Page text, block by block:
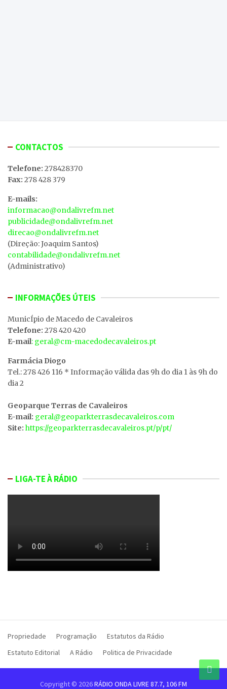
CONTACTOS
Telefone: 278428370
Fax: 278 428 379
E-mails:
informacao@ondalivrefm.net
publicidade@ondalivrefm.net
direcao@ondalivrefm.net
(Direção: Joaquim Santos)
contabilidade@ondalivrefm.net
(Administrativo)
INFORMAÇÕES ÚTEIS
MunicÍpio de Macedo de Cavaleiros
Telefone: 278 420 420
E-mail: geral@cm-macedodecavaleiros.pt
Farmácia Diogo
Tel.: 278 426 116 * Informação válida das 9h do dia 1 às 9h do
dia 2
Geoparque Terras de Cavaleiros
E-mail: geral@geoparkterrasdecavaleiros.com
Site: https://geoparkterrasdecavaleiros.pt/p/pt/
LIGA-TE À RÁDIO
Propriedade Programação
Estatutos da Rádio
Estatuto Editorial
A Rádio Politica de Privacidade
Copyright © 2026RÁDIO ONDA LIVRE 87.7, 106 FM